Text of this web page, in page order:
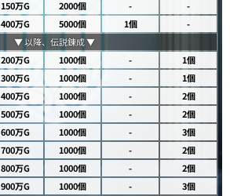
150万G 2000個 -
-
400万G 5000個 1個
-
▼ 以降、伝説錬成 ▼
200万G 1000個 -
1個
300万G 1000個 -
1個
400万G 1000個 -
2個
500万G 1000個 -
2個
600万G 1000個 -
3個
700万G 1000個 -
2個
800万G 1000個 -
2個
900万G 1000個 -
3個